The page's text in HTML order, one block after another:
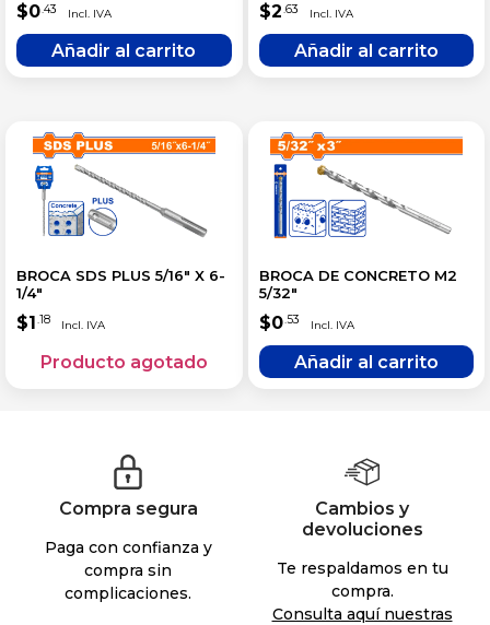
$0.43 $2.63
BROCA SDS PLUS 5/16″ X 6-
1/4″
$1.18
BROCA DE CONCRETO M2
5/32″
$0.53
Compra segura
Paga con confianza y
compra sin
complicaciones.
Cambios y
devoluciones
Te respaldamos en tu
compra.
Consulta aquí nuestras